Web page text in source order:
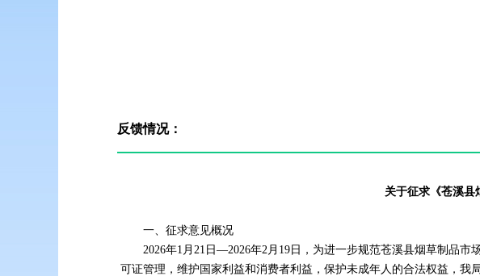
反馈情况：
关于征求《苍溪县
一、征求意见概况
2026年1月21日—2026年2月19日，为进一步规范苍溪县烟草制品
可证管理，维护国家利益和消费者利益，保护未成年人的合法权益，